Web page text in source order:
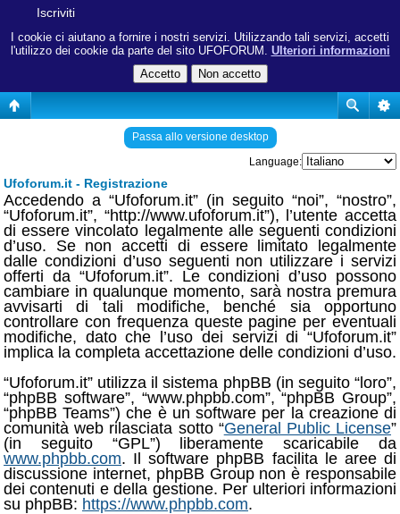
I cookie ci aiutano a fornire i nostri servizi. Utilizzando tali servizi, accetti
l'utilizzo dei cookie da parte del sito UFOFORUM. Ulteriori informazioni
Iscriviti
Passa allo versione desktop
Language:
Ufoforum.it - Registrazione
Accedendo a “Ufoforum.it” (in seguito “noi”, “nostro”,
“Ufoforum.it”, “http://www.ufoforum.it”), l’utente accetta
di essere vincolato legalmente alle seguenti condizioni
d’uso. Se non accetti di essere limitato legalmente
dalle condizioni d’uso seguenti non utilizzare i servizi
offerti da “Ufoforum.it”. Le condizioni d’uso possono
cambiare in qualunque momento, sarà nostra premura
avvisarti di tali modifiche, benché sia opportuno
controllare con frequenza queste pagine per eventuali
modifiche, dato che l’uso dei servizi di “Ufoforum.it”
implica la completa accettazione delle condizioni d’uso.
“Ufoforum.it” utilizza il sistema phpBB (in seguito “loro”,
“phpBB software”, “www.phpbb.com”, “phpBB Group”,
“phpBB Teams”) che è un software per la creazione di
comunità web rilasciata sotto “General Public License”
(in seguito “GPL”) liberamente scaricabile da
www.phpbb.com. Il software phpBB facilita le aree di
discussione internet, phpBB Group non è responsabile
dei contenuti e della gestione. Per ulteriori informazioni
su phpBB: https://www.phpbb.com.